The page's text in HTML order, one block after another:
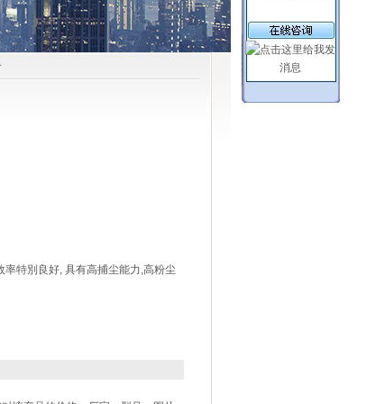
特別良好, 具有高捕尘能力,高粉尘